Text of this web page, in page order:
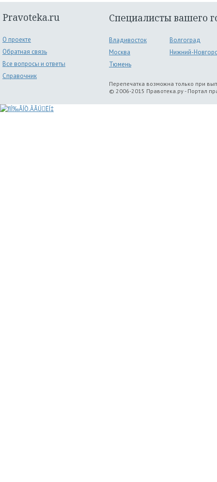
Pravoteka.ru
О проекте
Обратная связь
Все вопросы и ответы
Справочник
Специалисты вашего
Владивосток
Волгоград
Москва
Нижний-
Тюмень
Перепечатка возможна только при
© 2006-2015 Правотека.ру - Портал